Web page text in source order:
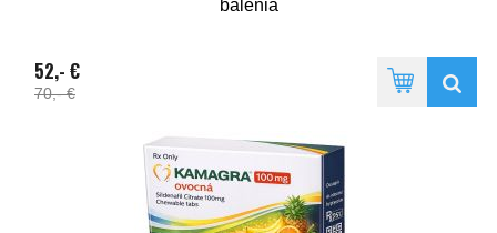
balenia
52,- €
70,- €